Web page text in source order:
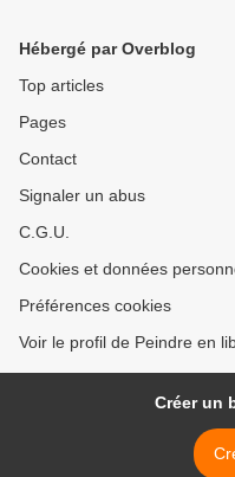
Hébergé par Overblog
Top articles
Pages
Contact
Signaler un abus
C.G.U.
Cookies et données
Préférences cookies
Voir le profil de Peindre en
Créer un